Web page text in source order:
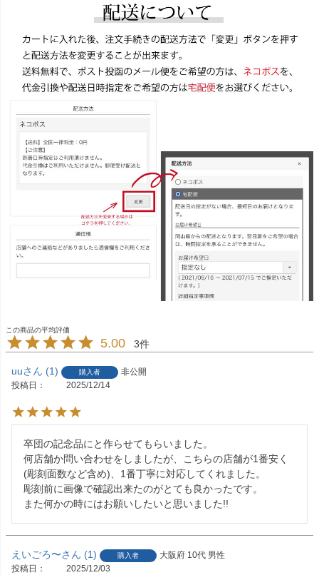
5.00 3
uu 1 購入者
非公開
投稿日
2025/12/14
卒団の記念品にと作らせてもらいました。
何店舗か問い合わせをしましたが、こちらの店舗が1番安く
(彫刻面数など含め)、1番丁寧に対応してくれました。
彫刻前に画像で確認出来たのがとても良かったです。
また何かの時にはお願いしたいと思いました!!
えいごろ〜 1 購入者 大阪府 10代 男性
投稿日
2025/12/03